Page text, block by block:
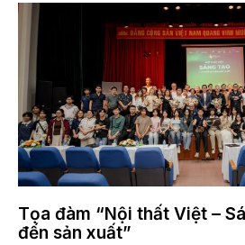
Tọa đàm “Nội thất Việt –
đến sản xuất”